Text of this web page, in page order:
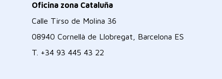
Oficina zona Cataluña
Calle Tirso de Molina 36
08940 Cornellà de Llobregat, Barcelona ES
T. +34 93 445 43 22